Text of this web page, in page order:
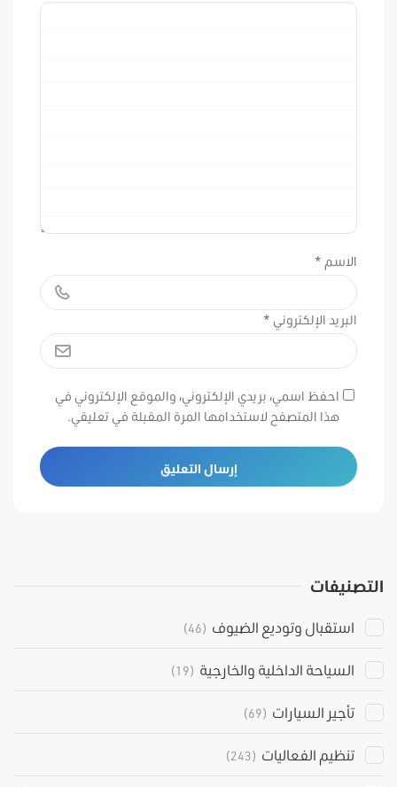
الاسم *
البريد الإلكتروني *
احفظ اسمي، بريدي الإلكتروني، والموقع الإلكتروني في
هذا المتصفح لاستخدامها المرة المقبلة في تعليقي.
التصنيفات
استقبال وتوديع الضيوف (46)
السياحة الداخلية والخارجية (19)
تأجير السيارات (69)
تنظيم الفعاليات (243)